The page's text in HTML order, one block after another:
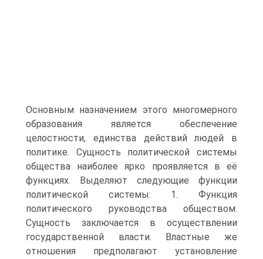
Основным назначением этого многомерного
образования является обеспечение
целостности, единства действий людей в
политике. Сущность политической системы
общества наиболее ярко проявляется в её
функциях. Выделяют следующие функции
политической системы: 1. Функция
политического руководства обществом.
Сущность заключается в осуществлении
государственной власти. Властные же
отношения предполагают установление